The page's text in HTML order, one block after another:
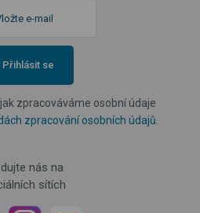
Přihlásit se
zpracováváme osobní údaje
zpracování osobních údajů
nás na
sítích